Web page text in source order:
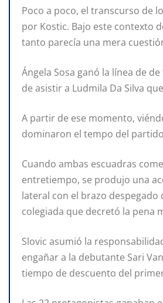
Poco a poco, el transcurso de
por Kostic. Bajo este contexto
tanto parecía una mera
Ángela Sosa ganó la línea de
de asistir a Ludmila Da Silva
A partir de ese momento,
dominaron el tempo del
Cuando ambas escuadras
entretiempo, se produjo una
lateral con el brazo
colegiada que decretó la pena
Slovic asumió la
engañar a la debutante Sari
tiempo de descuento del